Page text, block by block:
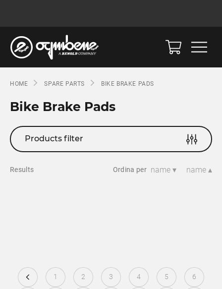
HOME SPARE PARTS BIKE BRAKE PADS
Bike Brake Pads
Products filter
Results Ordina per name ▾ name ▴
1 2 3 4 5 6